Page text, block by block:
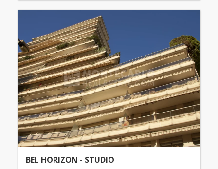
BEL HORIZON - STUDIO